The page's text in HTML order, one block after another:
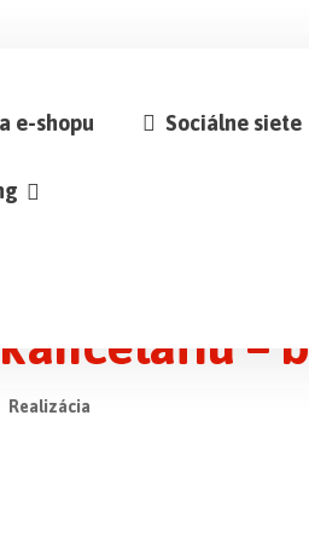
e-shopu Sociálne siete
–
Realizácia